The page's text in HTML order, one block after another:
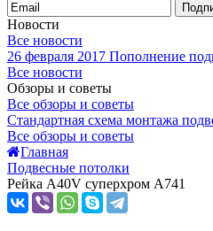
Новости
Все новости
26 февраля 2017 Пополнение
Все новости
Обзоры и советы
Все обзоры и советы
Стандартная схема монтажа
Все обзоры и советы
Главная
Подвесные потолки
Рейка A40V суперхром А741